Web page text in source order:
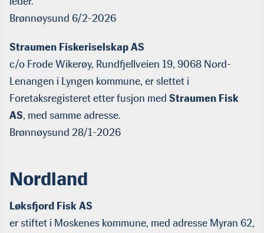
Brønnøysund 6/2-2026
Straumen Fiskeriselskap AS
c/o Frode Wikerøy, Rundfjellveien 19, 9068 Nord-
Lenangen i Lyngen kommune, er slettet i
Foretaksregisteret etter fusjon med Straumen Fisk
AS, med samme adresse.
Brønnøysund 28/1-2026
Nordland
Løksfjord Fisk AS
er stiftet i Moskenes kommune, med adresse Myran 62,